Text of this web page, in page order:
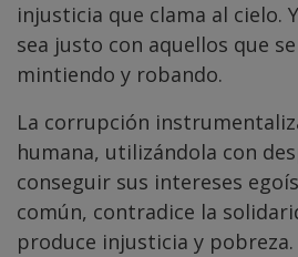
injusticia que clama al cielo.
sea justo con aquellos que
mintiendo y robando.
La corrupción
humana, utilizándola con
conseguir sus intereses
común, contradice la
produce injusticia y